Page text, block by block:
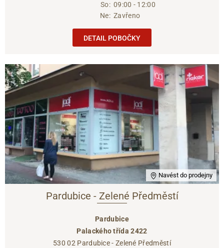
So: 09:00 - 12:00
Ne: Zavřeno
DETAIL POBOČKY
Navést do prodejny
Pardubice - Zelené Předměstí
Pardubice
Palackého třída 2422
530 02 Pardubice - Zelené Předměstí